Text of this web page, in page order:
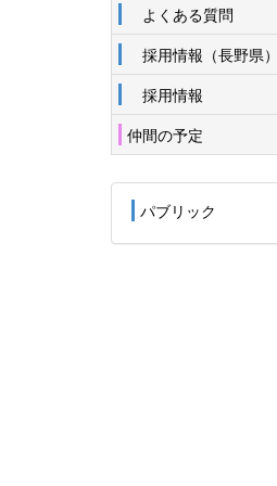
よくある質問
採用情報（長野県）
採用情報
仲間の予定
パブリック